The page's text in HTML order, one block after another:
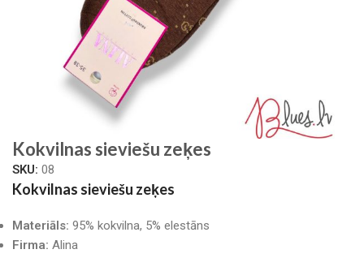
Kokvilnas sieviešu zeķes
SKU: 08
Kokvilnas sieviešu zeķes
Materiāls: 95% kokvilna, 5% elestāns
Firma: Alina